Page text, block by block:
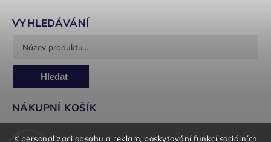
K personalizaci obsahu a reklam, poskytování funkcí sociálních
VYHLEDÁVÁNÍ
Hledat
NÁKUPNÍ KOŠÍK
0ks /0 Kč